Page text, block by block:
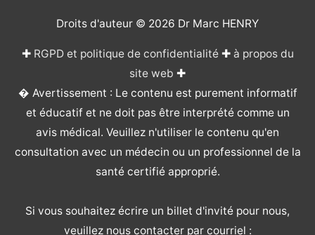
Droits d'auteur © 2026 Dr Marc HENRY
✚ RGPD et politique de confidentialité✚ à propos du
site web ✚
� Avertissement : Le contenu est purement informatif
et éducatif et ne doit pas être interprété comme un
avis médical. Veuillez n'utiliser le contenu qu'en
consultation avec un médecin ou un professionnel de la
santé certifié approprié.
Si vous souhaitez écrire un billet d'invité pour nous,
veuillez nous contacter par courriel :